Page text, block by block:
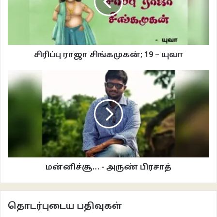
நிறத்தில் பழங்கள் தொங்கின, இடையிடையே கனியாத ஆப்பிள்கள்
இளம்பச்சையாகவும் இருந்தன. அதிகாலைச் சூரியவொளியில் இந்தக் காட்சி
மரத்தின் அழகைக் கூட்டியது. இதுவரை கண்டிராத இந்த அழகிய காட்சி
ரூபியின் மனதில் ஆசையைத் தூண்டியது. மேலும் ரூபிக்கு அதிகமான பசி
வயிற்றைக் கிள்ளியது. மரத்திலிருந்த சிவப்பு ஆப்பிள்கள் ரூபியை
வசியப்படுத்தவே, பழத்தை ருசித்துப்பார்க்க எண்ணியது ரூபி. எட்டி
முன்னிரண்டு கால்களை மரத்தில் ஊன்றி தலை எட்டும்வரை எட்டி ஒரு
ஆப்பிளைப் பற்களால் கடித்து இழுத்தது. பாதிப்பழம் ரூபியின் வாயோடு வந்தது.
நாவில் பழச்சாறு பட்டு இனிப்புச் சுவையை உணர்த்தியது ஆப்பிள். சுவையில்
மகிழ்ந்த ரூபி மீதமுள்ள பாதிப்பழத்தையும் கடித்து இழுக்க
முயற்சித்துக்கொண்டிருந்த வேளை மந்து அங்கே வந்து நின்றது. ரூபியின்
செயலைக் கண்டு மந்து கோபம் கொண்டது. “ஏய் யார் நீ? உன்னை இந்த
வனத்தில் நான் பார்த்ததே இல்லை” என்று தனது குரலை உயர்திக் கேட்டது.
மந்துவை அங்கே எதிர்பார்க்காத ரூபி நிலை தடுமாறி மரத்தில் ஊன்றியிருந்த
கால்களைத் தரையில் ஊன்றியது. அச்சம் கொண்டது. “நானொரு பயணி.
இடத்திற்கு வந்தேன். இருட்டில் தொடர்ந்து பயணிக்க இயலாததால் இங்கேயே
சிரிப்பு ராஜா சிங்கமுகன்; 19 – யுவா
மன்னிச்சூ… - அருண் பிரசாத்
தொடர்புடைய பதிவுகள்